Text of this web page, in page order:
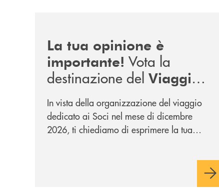
La tua opinione è
importante! Vota la
destinazione del Viaggio
Soci di Dicembre 2026
In vista della organizzazione del viaggio
dedicato ai Soci nel mese di dicembre
2026, ti chiediamo di esprimere la tua